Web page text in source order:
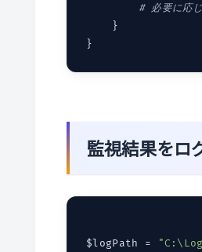
# 必要に応
    }
監視結果をロ
$logPath =